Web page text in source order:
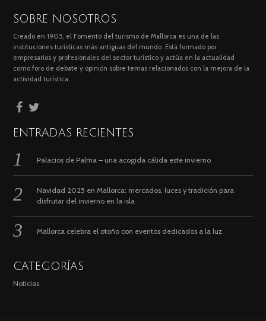
SOBRE NOSOTROS
Creado en 1905, el Fomento del turismo de Mallorca es una de las
instituciones turísticas más antiguas del mundo. Está formado por
empresarios y profesionales del sector turístico y actúa en la actualidad
como foro de debate y opinión sobre temas relacionados con la mejora de la
actividad turística.
ENTRADAS RECIENTES
Palacios de Palma – una acogida cálida este invierno
Navidad 2025 en Mallorca: mercados, luces y tradición para
disfrutar del invierno en la isla
Mallorca celebra el otoño con eventos dedicados a la luz
CATEGORÍAS
Noticias